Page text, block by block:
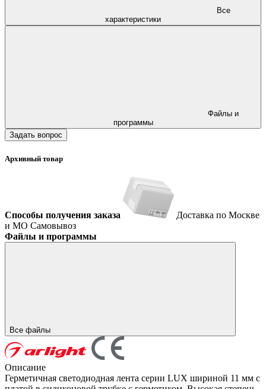
характеристики
программы
Задать вопрос
Архивный товар
Способы получения заказа
Доставка по Москве
и МО Самовывоз
Файлы и программы
Все файлы
Описание
Герметичная светодиодная лента серии LUX шириной 11 мм с